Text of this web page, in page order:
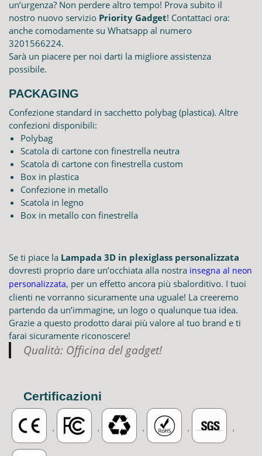
un’urgenza? Non perdere altro tempo! Prova subito il
nostro nuovo servizio Priority Gadget! Contattaci ora:
anche comodamente su Whatsapp al numero
3201566224.
Sarà un piacere per noi darti la migliore assistenza
possibile.
PACKAGING
Confezione standard in sacchetto polybag (plastica). Altre
confezioni disponibili:
Polybag
Scatola di cartone con finestrella neutra
Scatola di cartone con finestrella custom
Box in plastica
Confezione in metallo
Scatola in legno
Box in metallo con finestrella
Se ti piace la Lampada 3D in plexiglass personalizzata
dovresti proprio dare un’occhiata alla nostra insegna al neon
personalizzata, per un effetto ancora più sbalorditivo. I tuoi
clienti ne vorranno sicuramente una uguale! La creeremo
partendo da un’immagine, un logo o qualunque tua idea.
Grazie a questo prodotto darai più valore al tuo brand e ti
farai sicuramente riconoscere!
Qualità: Officina del gadget!
Certificazioni
, , , , ,